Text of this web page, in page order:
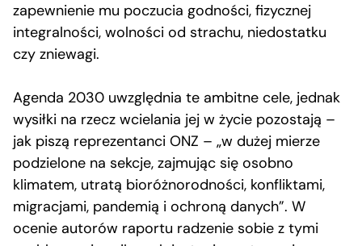
zapewnienie mu poczucia godności, fizycznej
integralności, wolności od strachu, niedostatku
czy zniewagi.
Agenda 2030 uwzględnia te ambitne cele, jednak
wysiłki na rzecz wcielania jej w życie pozostają –
jak piszą reprezentanci ONZ – „w dużej mierze
podzielone na sekcje, zajmując się osobno
klimatem, utratą bioróżnorodności, konfliktami,
migracjami, pandemią i ochroną danych”. W
ocenie autorów raportu radzenie sobie z tymi